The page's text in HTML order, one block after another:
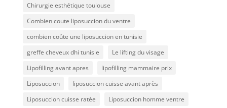
Chirurgie esthétique toulouse
Combien coute liposuccion du ventre​
combien coûte une liposuccion en tunisie
greffe cheveux dhi tunisie
Le lifting du visage
Lipofilling avant apres
lipofilling mammaire prix
Liposuccion
liposuccion cuisse avant après
Liposuccion cuisse ratée
Liposuccion homme ventre